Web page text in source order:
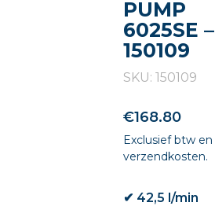
PUMP
6025SE –
150109
SKU: 150109
€168.80
Exclusief btw en
verzendkosten.
✔ 42,5 l/min